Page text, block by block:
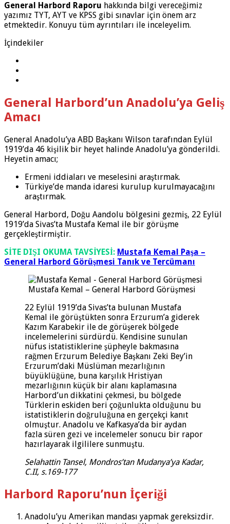
General Harbord Raporu hakkında bilgi vereceğimiz
yazımız TYT, AYT ve KPSS gibi sınavlar için önem arz
etmektedir. Konuyu tüm ayrıntıları ile inceleyelim.
İçindekiler
General Harbord’un Anadolu’ya Geliş
Amacı
General Anadolu’ya ABD Başkanı Wilson tarafından Eylül
1919’da 46 kişilik bir heyet halinde Anadolu’ya gönderildi.
Heyetin amacı;
Ermeni iddiaları ve meselesini araştırmak.
Türkiye’de manda idaresi kurulup kurulmayacağını
araştırmak.
General Harbord, Doğu Aandolu bölgesini gezmiş, 22 Eylül
1919’da Sivas’ta Mustafa Kemal ile bir görüşme
gerçekleştirmiştir.
SİTE DIŞI OKUMA TAVSİYESİ: Mustafa Kemal Paşa –
General Harbord Görüşmesi Tanık ve Tercümanı
Mustafa Kemal – General Harbord Görüşmesi
22 Eylül 1919’da Sivas’ta bulunan Mustafa
Kemal ile görüştükten sonra Erzurum’a giderek
Kazım Karabekir ile de görüşerek bölgede
incelemelerini sürdürdü. Kendisine sunulan
nüfus istatistiklerine şüpheyle bakmasına
rağmen Erzurum Belediye Başkanı Zeki Bey’in
Erzurum’daki Müslüman mezarlığının
büyüklüğüne, buna karşılık Hristiyan
mezarlığının küçük bir alanı kaplamasına
Harbord’un dikkatini çekmesi, bu bölgede
Türklerin eskiden beri çoğunlukta olduğunu bu
istatistiklerin doğruluğuna en gerçekçi kanıt
olmuştur. Anadolu ve Kafkasya’da bir aydan
fazla süren gezi ve incelemeler sonucu bir rapor
hazırlayarak ilgililere sunmuştu.
Selahattin Tansel, Mondros’tan Mudanya’ya Kadar,
C.II, s.169-177
Harbord Raporu’nun İçeriği
Anadolu’yu Amerikan mandası yapmak gereksizdir.